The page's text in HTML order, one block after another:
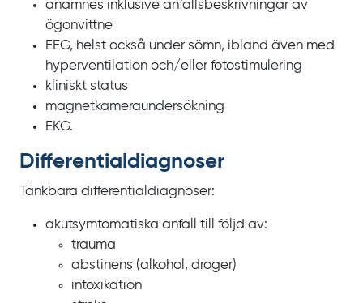
anamnes inklusive anfallsbeskrivningar av
ögonvittne
EEG, helst också under sömn, ibland även med
hyperventilation och/eller fotostimulering
kliniskt status
magnetkamera­undersökning
EKG.
Differentialdiagnoser
Tänkbara differentialdiagnoser:
akutsymtomatiska anfall till följd av:
trauma
abstinens (alkohol, droger)
intoxikation